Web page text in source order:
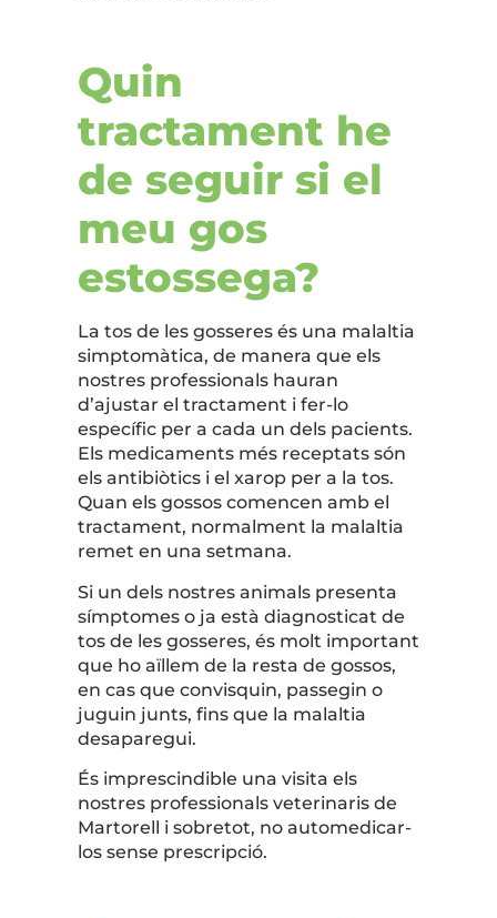
Quin
tractament he
de seguir si el
meu gos
estossega?
La tos de les gosseres és una malaltia
simptomàtica, de manera que els
nostres professionals hauran
d’ajustar el tractament i fer-lo
específic per a cada un dels pacients.
Els medicaments més receptats són
els antibiòtics i el xarop per a la tos.
Quan els gossos comencen amb el
tractament, normalment la malaltia
remet en una setmana.
Si un dels nostres animals presenta
símptomes o ja està diagnosticat de
tos de les gosseres, és molt important
que ho aïllem de la resta de gossos,
en cas que convisquin, passegin o
juguin junts, fins que la malaltia
desaparegui.
És imprescindible una visita els
nostres professionals veterinaris de
Martorell i sobretot, no automedicar-
los sense prescripció.